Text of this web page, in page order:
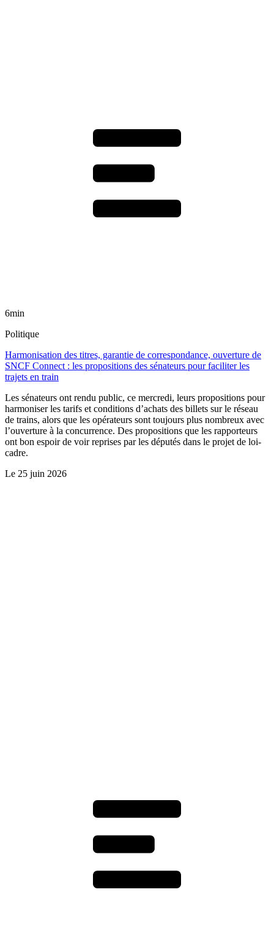
6min
Politique
Harmonisation des titres, garantie de correspondance, ouverture de
SNCF Connect : les propositions des sénateurs pour faciliter les
trajets en train
Les sénateurs ont rendu public, ce mercredi, leurs propositions pour
harmoniser les tarifs et conditions d’achats des billets sur le réseau
de trains, alors que les opérateurs sont toujours plus nombreux avec
l’ouverture à la concurrence. Des propositions que les rapporteurs
ont bon espoir de voir reprises par les députés dans le projet de loi-
cadre.
Le 25 juin 2026